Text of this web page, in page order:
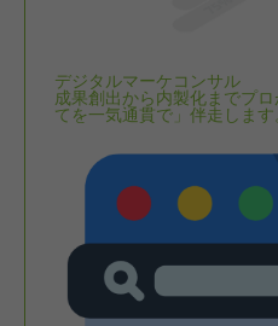
デジタルマーケコンサル
成果創出から内製化までプ
てを一気通貫で」伴走します